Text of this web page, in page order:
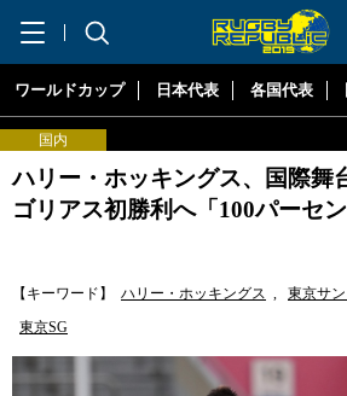
ワールドカップ 日本代表 各国代表
国内
ハリー・ホッキングス、国際舞
ゴリアス初勝利へ「100パーセン
【キーワード】 ハリー・ホッキングス , 東京サ
東京SG